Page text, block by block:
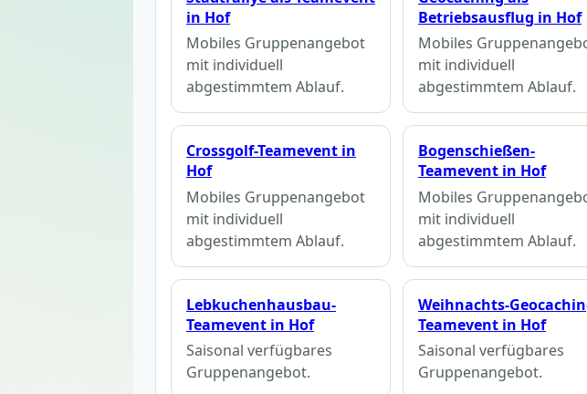
in Hof
Mobiles Gruppenangebot
mit individuell
abgestimmtem Ablauf.
Betriebsausflug in Hof
Mobiles
mit individuell
abgestimmtem Ablauf.
Crossgolf-Teamevent in
Hof
Mobiles Gruppenangebot
mit individuell
abgestimmtem Ablauf.
Bogenschießen-
Teamevent in Hof
Mobiles
mit individuell
abgestimmtem Ablauf.
Lebkuchenhausbau-
Teamevent in Hof
Saisonal verfügbares
Gruppenangebot.
Weihnachts-
Teamevent in Hof
Saisonal verfügbares
Gruppenangebot.